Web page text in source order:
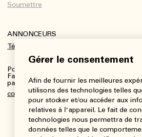
Gérer le consentement
Afin de fournir les meilleures
utilisons des technologies telles
pour stocker et/ou accéder aux
relatives à l'appareil. Le fait de
technologies nous permettra de
données telles que le
ANNONCEURS
Télécharger le kit média
Pour plus de renseignements :
Fanny Charbonneau, Responsable des
partenariats et publicités
communications@viedesarts.com